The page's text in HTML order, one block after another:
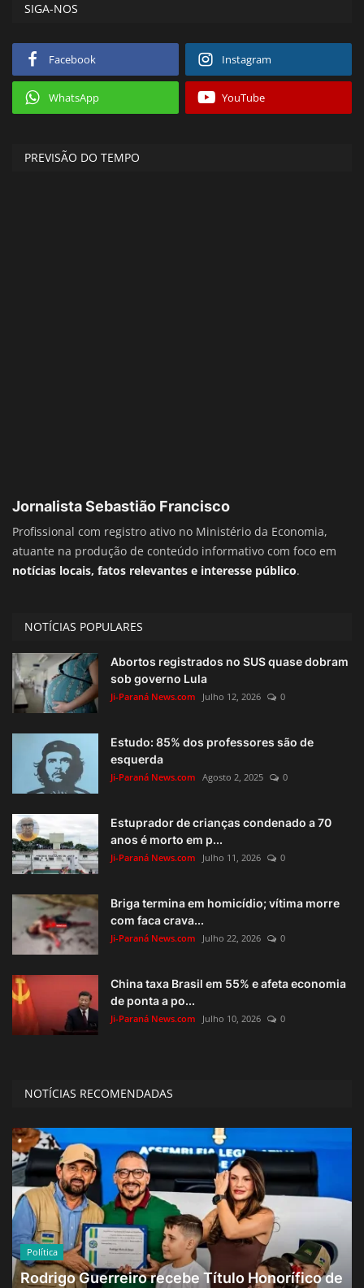
SIGA-NOS
Facebook Instagram
WhatsApp YouTube
PREVISÃO DO TEMPO
Jornalista Sebastião Francisco
Profissional com registro ativo no Ministério da Economia,
atuante na produção de conteúdo informativo com foco em
notícias locais, fatos relevantes e interesse público.
NOTÍCIAS POPULARES
Abortos registrados no SUS quase dobram
sob governo Lula
Ji-Paraná News.com Julho 12, 2026 0
Estudo: 85% dos professores são de
esquerda
Ji-Paraná News.com Agosto 2, 2025 0
Estuprador de crianças condenado a 70
anos é morto em p...
Ji-Paraná News.com Julho 11, 2026 0
Briga termina em homicídio; vítima morre
com faca crava...
Ji-Paraná News.com Julho 22, 2026 0
China taxa Brasil em 55% e afeta economia
de ponta a po...
Ji-Paraná News.com Julho 10, 2026 0
NOTÍCIAS RECOMENDADAS
Política
Rodrigo Guerreiro recebe Título Honorífico de